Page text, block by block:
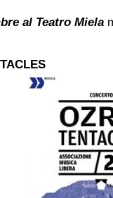
al Teatro Miela